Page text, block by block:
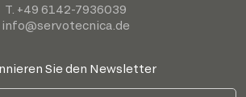
T. +49 6142-7936039
info@servotecnica.de
Sie den Newsletter